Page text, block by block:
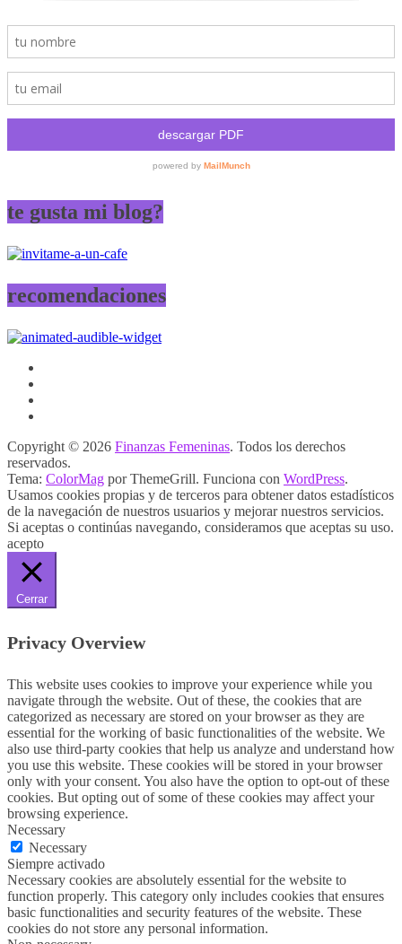
te gusta mi blog?
recomendaciones
Copyright © 2026 Finanzas Femeninas. Todos los derechos
reservados.
Tema: ColorMag por ThemeGrill. Funciona con WordPress.
Usamos cookies propias y de terceros para obtener datos estadísticos
de la navegación de nuestros usuarios y mejorar nuestros servicios.
Si aceptas o continúas navegando, consideramos que aceptas su uso.
acepto
Cerrar
Privacy Overview
This website uses cookies to improve your experience while you
navigate through the website. Out of these, the cookies that are
categorized as necessary are stored on your browser as they are
essential for the working of basic functionalities of the website. We
also use third-party cookies that help us analyze and understand how
you use this website. These cookies will be stored in your browser
only with your consent. You also have the option to opt-out of these
cookies. But opting out of some of these cookies may affect your
browsing experience.
Necessary
Necessary
Siempre activado
Necessary cookies are absolutely essential for the website to
function properly. This category only includes cookies that ensures
basic functionalities and security features of the website. These
cookies do not store any personal information.